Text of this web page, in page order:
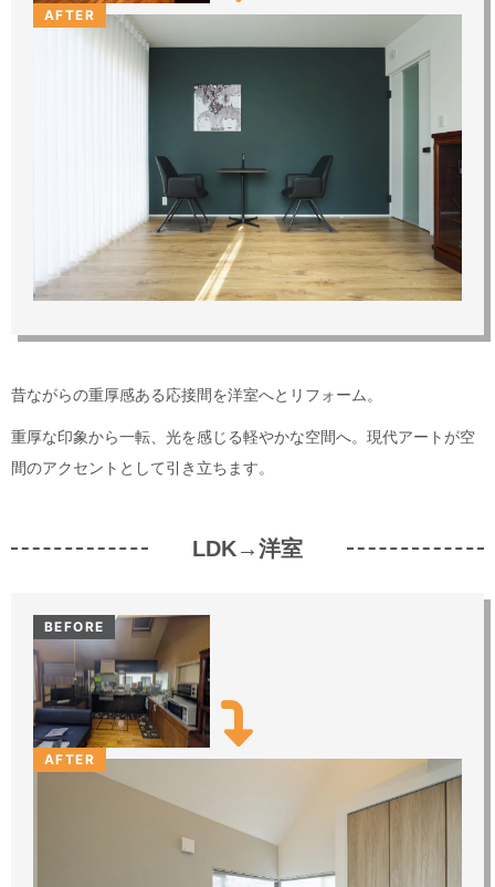
AFTER
昔ながらの重厚感ある応接間を洋室へとリフォーム。
重厚な印象から一転、光を感じる軽やかな空間へ。現代アートが空
間のアクセントとして引き立ちます。
LDK→洋室
BEFORE
AFTER